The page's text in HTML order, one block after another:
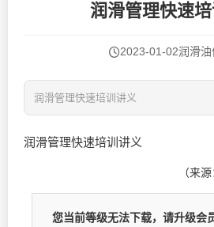
润滑管理快速
2023-01-02润滑油
润滑管理快速培训讲义
润滑管理快速培训讲义
（来
您当前等级无法下载，请升级会